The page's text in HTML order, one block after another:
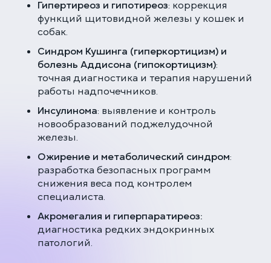
Гипертиреоз и гипотиреоз: коррекция
функций щитовидной железы у кошек и
собак.
Синдром Кушинга (гиперкортицизм) и
болезнь Аддисона (гипокортицизм):
точная диагностика и терапия нарушений
работы надпочечников.
Инсулинома: выявление и контроль
новообразований поджелудочной
железы.
Ожирение и метаболический синдром:
разработка безопасных программ
снижения веса под контролем
специалиста.
Акромегалия и гиперпаратиреоз:
диагностика редких эндокринных
патологий.